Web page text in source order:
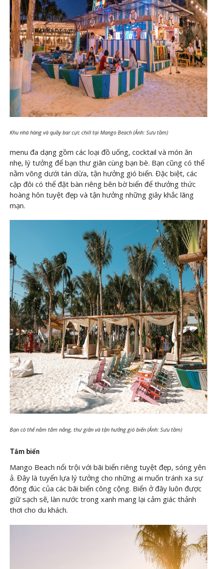
Khu nhà hàng và quầy bar cực chill tại Mango Beach (Ảnh: Sưu tầm)
menu đa dạng gồm các loại đồ uống, cocktail và món ăn
nhẹ, lý tưởng để bạn thư giãn cùng bạn bè. Bạn cũng có thể
nằm võng dưới tán dừa, tận hưởng gió biển. Đặc biệt, các
cặp đôi có thể đặt bàn riêng bên bờ biển để thưởng thức
hoàng hôn tuyệt đẹp và tận hưởng những giây khắc lãng
mạn.
Bạn có thể nằm tắm nắng, thư giãn và tận hưởng gió biển (Ảnh: Sưu tầm)
Tắm biển
Mango Beach nổi trội với bãi biển riêng tuyệt đẹp, sóng yên
ả. Đây là tuyển lựa lý tưởng cho những ai muốn tránh xa sự
đông đúc của các bãi biển công cộng. Biển ở đây luôn được
giữ sạch sẽ, làn nước trong xanh mang lại cảm giác thảnh
thơi cho du khách.